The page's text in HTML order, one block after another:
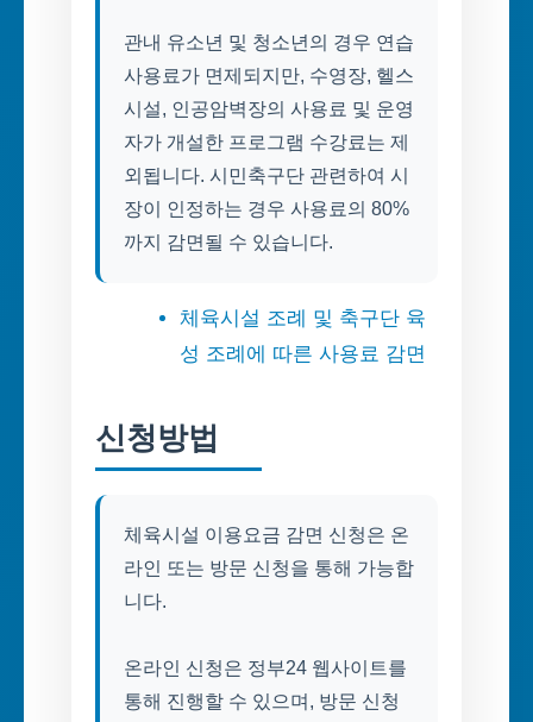
관내 유소년 및 청소년의 경우 연습
사용료가 면제되지만, 수영장, 헬스
시설, 인공암벽장의 사용료 및 운영
자가 개설한 프로그램 수강료는 제
외됩니다. 시민축구단 관련하여 시
장이 인정하는 경우 사용료의 80%
까지 감면될 수 있습니다.
체육시설 조례 및 축구단 육
성 조례에 따른 사용료 감면
신청방법
체육시설 이용요금 감면 신청은 온
라인 또는 방문 신청을 통해 가능합
니다.
온라인 신청은 정부24 웹사이트를
통해 진행할 수 있으며, 방문 신청